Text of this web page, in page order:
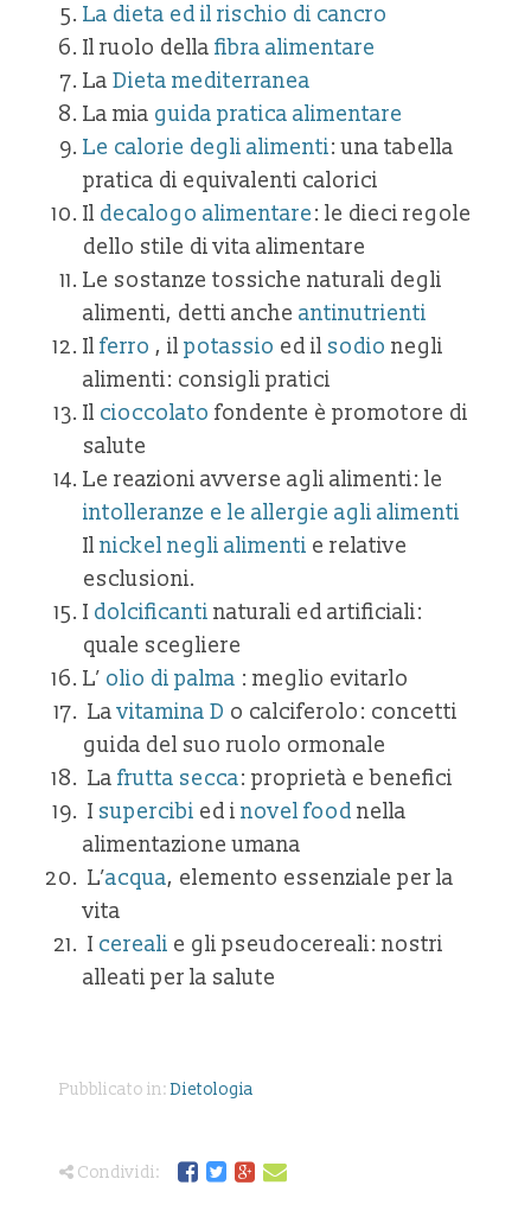
La dieta ed il rischio di cancro
Il ruolo della fibra alimentare
La Dieta mediterranea
La mia guida pratica alimentare
Le calorie degli alimenti: una tabella
pratica di equivalenti calorici
Il decalogo alimentare: le dieci regole
dello stile di vita alimentare
Le sostanze tossiche naturali degli
alimenti, detti anche antinutrienti
Il ferro , il potassio ed il sodio negli
alimenti: consigli pratici
Il cioccolato fondente è promotore di
salute
Le reazioni avverse agli alimenti: le
intolleranze e le allergie agli alimenti
Il nickel negli alimenti e relative
esclusioni.
I dolcificanti naturali ed artificiali:
quale scegliere
L’ olio di palma : meglio evitarlo
Lavitamina D o calciferolo: concetti
guida del suo ruolo ormonale
La frutta secca: proprietà e benefici
I supercibi ed i novel food nella
alimentazione umana
L’acqua, elemento essenziale per la
vita
I cereali e gli pseudocereali: nostri
alleati per la salute
Pubblicato in:Dietologia
Condividi: